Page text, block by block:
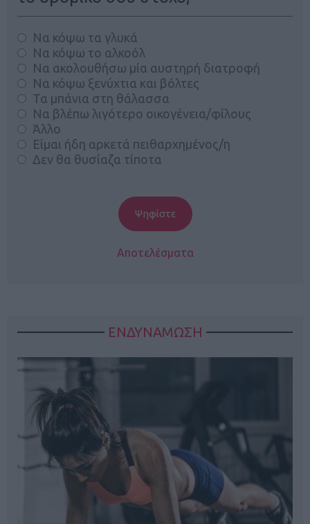
Να κόψω τα γλυκά
Να κόψω το αλκοόλ
Να ακολουθήσω μία αυστηρή διατροφή
Να κόψω ξενύχτια και βόλτες
Τα μπάνια στη θάλασσα
Να βλέπω λιγότερο οικογένεια/φίλους
Άλλο
Είμαι ήδη αρκετά πειθαρχημένος/η
Δεν θα θυσίαζα τίποτα
Αποτελέσματα
ΕΝΔΥΝΑΜΩΣΗ